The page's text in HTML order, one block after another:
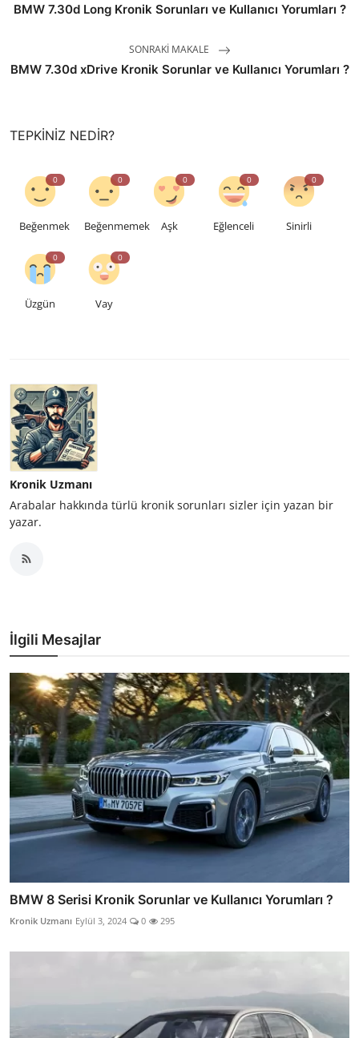
BMW 7.30d Long Kronik Sorunları ve Kullanıcı Yorumları ?
SONRAKI MAKALE
BMW 7.30d xDrive Kronik Sorunlar ve Kullanıcı Yorumları ?
TEPKINIZ NEDIR?
0
Beğenmek
0
Beğenmemek
0
Aşk
0
Eğlenceli
0
Sinirli
0
Üzgün
0
Vay
Kronik Uzmanı
Arabalar hakkında türlü kronik sorunları sizler için yazan bir
yazar.
İlgili Mesajlar
BMW 8 Serisi Kronik Sorunlar ve Kullanıcı Yorumları ?
Kronik Uzmanı Eylül 3, 2024 0 295